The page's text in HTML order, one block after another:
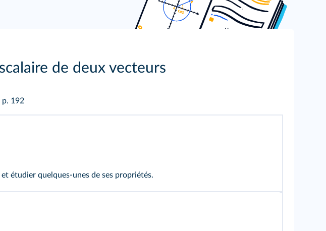
de deux vecteurs
p. 192
étudier quelques‑unes de ses propriétés.